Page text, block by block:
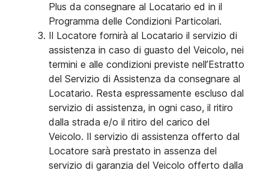
Plus da consegnare al Locatario ed in il
Programma delle Condizioni Particolari.
Il Locatore fornirà al Locatario il servizio di
assistenza in caso di guasto del Veicolo, nei
termini e alle condizioni previste nell’Estratto
del Servizio di Assistenza da consegnare al
Locatario. Resta espressamente escluso dal
servizio di assistenza, in ogni caso, il ritiro
dalla strada e/o il ritiro del carico del
Veicolo. Il servizio di assistenza offerto dal
Locatore sarà prestato in assenza del
servizio di garanzia del Veicolo offerto dalla